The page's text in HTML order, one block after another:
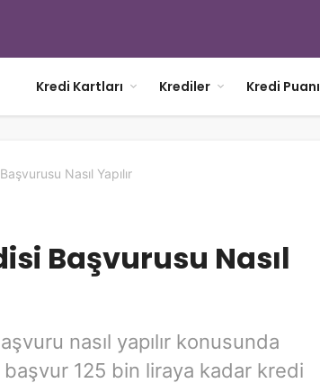
Kredi Kartları Krediler Kredi Puanı
Nasıl Yapılır
Başvurusu Nasıl
nasıl yapılır konusunda
125 bin liraya kadar kredi